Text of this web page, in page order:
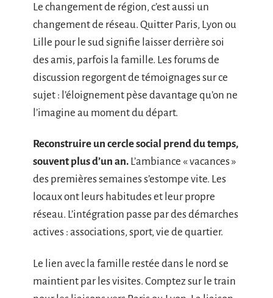
Le changement de région, c’est aussi un
changement de réseau. Quitter Paris, Lyon ou
Lille pour le sud signifie laisser derrière soi
des amis, parfois la famille. Les forums de
discussion regorgent de témoignages sur ce
sujet : l’éloignement pèse davantage qu’on ne
l’imagine au moment du départ.
Reconstruire un cercle social prend du temps,
souvent plus d’un an. L’ambiance « vacances »
des premières semaines s’estompe vite. Les
locaux ont leurs habitudes et leur propre
réseau. L’intégration passe par des démarches
actives : associations, sport, vie de quartier.
Le lien avec la famille restée dans le nord se
maintient par les visites. Comptez sur le train